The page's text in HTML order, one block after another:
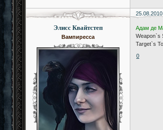
Элисс Квайтстеп
Вампиресса
Адам де
Weapon`s
Target`s
0